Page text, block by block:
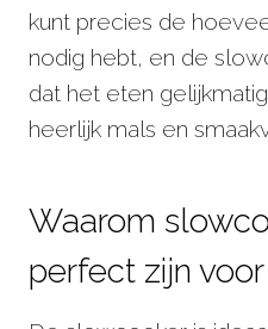
kunt precies de
nodig hebt, en de
dat het eten
heerlijk mals en
Waarom
perfect zijn